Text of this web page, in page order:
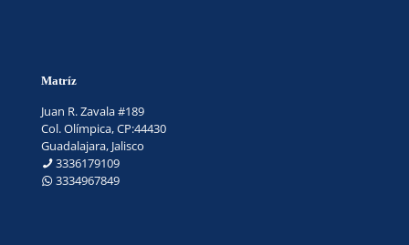
Matríz
Juan R. Zavala #189
Col. Olímpica, CP:44430
Guadalajara, Jalisco
3336179109
3334967849